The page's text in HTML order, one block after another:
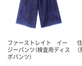
ファーストレイト イー
ジーパンツ（検査用ディス
ポパンツ）